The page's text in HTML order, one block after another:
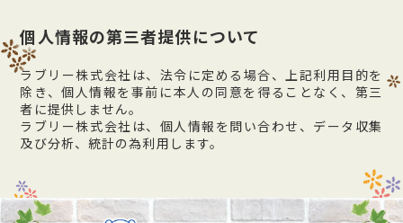
個人情報の第三者提供について
ラブリー株式会社は、法令に定める場合、上記利用目的を
除き、個人情報を事前に本人の同意を得ることなく、第三
者に提供しません。
ラブリー株式会社は、個人情報を問い合わせ、データ収集
及び分析、統計の為利用します。